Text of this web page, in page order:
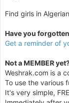
Find girls in
Have you
Get a reminder of
Not a MEMBER
Weshrak.com is a
To use the various
It's very simple,